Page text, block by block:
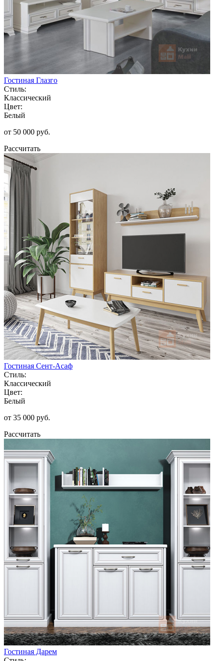
Гостиная Глазго
Стиль:
Классический
Цвет:
Белый
от 50 000 руб.
Рассчитать
Гостиная Сент-Асаф
Стиль:
Классический
Цвет:
Белый
от 35 000 руб.
Рассчитать
Гостиная Дарем